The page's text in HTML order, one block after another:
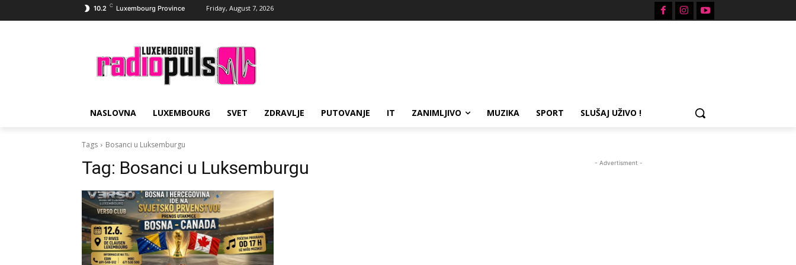
10.2 C Luxembourg Province Friday, August 7, 2026
NASLOVNA LUXEMBOURG SVET ZDRAVLJE PUTOVANJE IT ZANIMLJIVO MUZIKA SPORT SLUŠAJ UŽIVO !
Tags Bosanci u Luksemburgu
Tag: Bosanci u Luksemburgu - Advertisment -